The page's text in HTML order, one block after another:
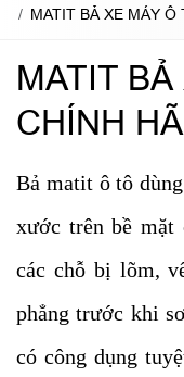
MATIT BẢ XE MÁY
MATIT
CHÍNH
Bả matit ô tô
xước trên bề mặt
các chỗ bị lõm,
phẳng trước khi
có công dụng